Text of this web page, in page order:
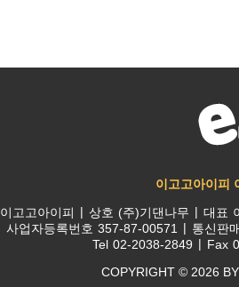
이고고아이피
이고고아이피 상호 (주)기댄나무 대표
사업자등록번호 357-87-00571
통신판
Tel 02-2038-2849 Fax
COPYRIGHT © 2026